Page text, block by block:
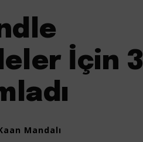
İçin 3
Mandalı